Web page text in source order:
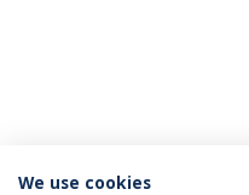
We use cookies